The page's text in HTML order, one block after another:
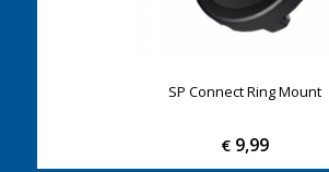
SP Connect Ring Mount
€9,99